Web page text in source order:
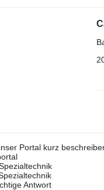
Portal kurz
Antwort